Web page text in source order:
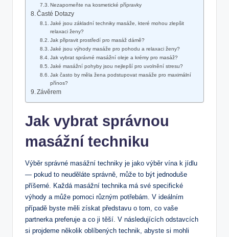
Nezapomeňte na kosmetické přípravky
Časté Dotazy
Jaké jsou základní techniky masáže, které mohou zlepšit
relaxaci⁤ ženy?
Jak připravit prostředí pro masáž dámě?
Jaké jsou výhody masáže pro pohodu a relaxaci ženy?
Jak vybrat správné masážní oleje a‌ krémy pro masáž?
Jaké masážní pohyby jsou nejlepší ‌pro uvolnění stresu?
Jak často by měla žena podstupovat masáže pro maximální
přínos?
Závěrem
Jak⁢ vybrat správnou
masážní techniku
Výběr správné ‍masážní techniky je jako výběr vína k ‍jídlu
— pokud to⁣ neuděláte ‌správně,⁣ může to být jednoduše
příšerné. Každá masážní technika ‍má ⁣své specifické
výhody a může pomoci různým potřebám. V ideálním
případě byste měli získat představu o tom, co vaše
partnerka ⁢preferuje a co⁤ ji těší. V následujících odstavcích‍
si projdeme několik oblíbených technik, ⁤abyste si mohli